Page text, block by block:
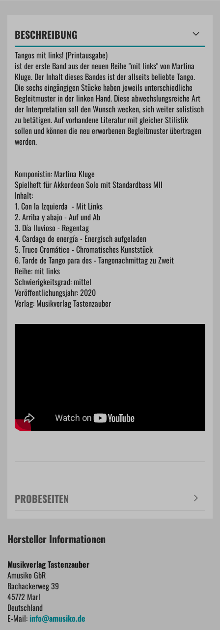
BESCHREIBUNG
Tangos mit links! (Printausgabe)
ist der erste Band aus der neuen Reihe "mit links" von Martina
Kluge. Der Inhalt dieses Bandes ist der allseits beliebte Tango.
Die sechs eingängigen Stücke haben jeweils unterschiedliche
Begleitmuster in der linken Hand. Diese abwechslungsreiche Art
der Interpretation soll den Wunsch wecken, sich weiter solistisch
zu betätigen. Auf vorhandene Literatur mit gleicher Stilistik
sollen und können die neu erworbenen Begleitmuster übertragen
werden.
Komponistin: Martina Kluge
Spielheft für Akkordeon Solo mit Standardbass MII
Inhalt:
1. Con la Izquierda - Mit Links
2. Arriba y abajo - Auf und Ab
3. Día lluvioso - Regentag
4. Cardago de energía - Energisch aufgeladen
5. Truco Cromático - Chromatisches Kunststück
6. Tarde de Tango para dos - Tangonachmittag zu Zweit
Reihe: mit links
Schwierigkeitsgrad: mittel
Veröffentlichungsjahr: 2020
Verlag: Musikverlag Tastenzauber
PROBESEITEN
Hersteller Informationen
Musikverlag Tastenzauber
Amusiko GbR
Bachackerweg 39
45772 Marl
Deutschland
E-Mail:info@amusiko.de